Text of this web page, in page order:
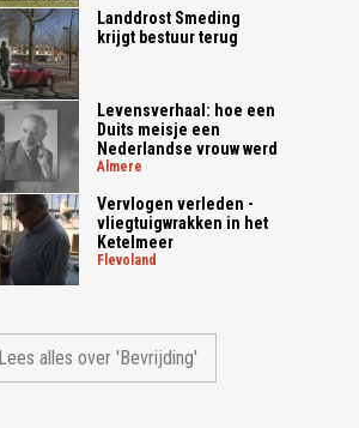
Landdrost Smeding
krijgt bestuur terug
Levensverhaal: hoe een
Duits meisje een
Nederlandse vrouw werd
almere
Vervlogen verleden -
vliegtuigwrakken in het
Ketelmeer
flevoland
Lees alles over 'Bevrijding'